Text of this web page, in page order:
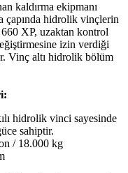
kaldırma ekipmanı
çapında hidrolik vinçlerin
XP, uzaktan kontrol
izin verdiği
Vinç altı hidrolik bölüm
hidrolik vinci sayesinde
sahiptir.
/ 18.000 kg